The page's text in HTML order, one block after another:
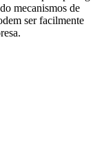
mecanismos de
ser facilmente